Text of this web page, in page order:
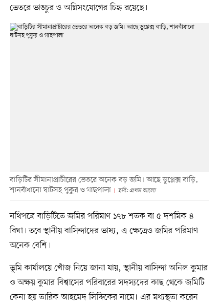
ভেতরে ভাঙচুর ও অগ্নিসংযোগের চিহ্ন রয়েছে।
বাড়িটির সীমানাপ্রাচীরের ভেতরে অনেক বড় জমি। আছে ডুপ্লেক্স বাড়ি,
শানবাঁধানো ঘাটসহ পুকুর ও গাছপালা
ছবি: প্রথম আলো
নথিপত্রে বাড়িটিতে জমির পরিমাণ ১৭৮ শতক বা ৫ দশমিক ৪
বিঘা। তবে স্থানীয় বাসিন্দাদের ভাষ্য, এ ক্ষেত্রেও জমির পরিমাণ
অনেক বেশি।
ভূমি কার্যালয়ে খোঁজ নিয়ে জানা যায়, স্থানীয় বাসিন্দা অনিল কুমার
ও অক্ষয় কুমার বিশ্বাসের পরিবারের সদস্যদের কাছ থেকে জমিটি
কেনা হয় তারিক আহমেদ সিদ্দিকের নামে। এর মধ্যস্থতা করেন